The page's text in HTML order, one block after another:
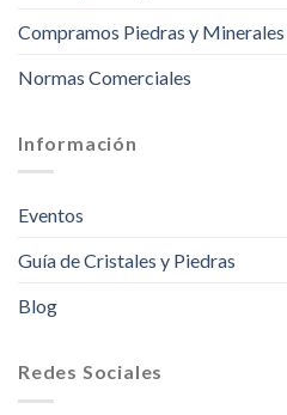
Compramos Piedras y Minerales
Normas Comerciales
Información
Eventos
Guía de Cristales y Piedras
Blog
Redes Sociales